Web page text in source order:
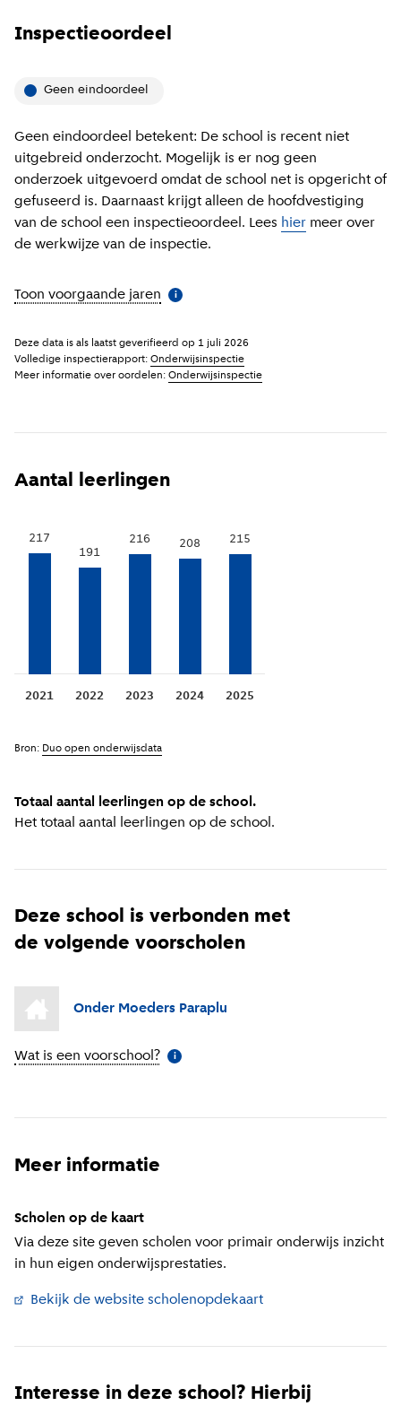
Inspectieoordeel
Geen eindoordeel
Geen eindoordeel betekent: De school is recent niet
uitgebreid onderzocht. Mogelijk is er nog geen
onderzoek uitgevoerd omdat de school net is opgericht of
gefuseerd is. Daarnaast krijgt alleen de hoofdvestiging
van de school een inspectieoordeel. Lees hier meer over
de werkwijze van de inspectie.
Toon voorgaande jaren Meer informatie
i
Deze data is als laatst geverifieerd op 1 juli 2026
Volledige inspectierapport: Onderwijsinspectie
Meer informatie over oordelen: Onderwijsinspectie
Aantal leerlingen
Totaal aantal leerlingen op de school.
Het totaal aantal leerlingen op de school.
2021
217
2022
191
2023
216
2024
208
2025
215
Bron: Duo open onderwijsdata
Deze school is verbonden met
de volgende voorscholen
Onder Moeders Paraplu
Wat is een voorschool? Meer informatie
i
Meer informatie
Scholen op de kaart
Via deze site geven scholen voor primair onderwijs inzicht
in hun eigen onderwijsprestaties.
Bekijk de website scholenopdekaart
Interesse in deze school? Hierbij